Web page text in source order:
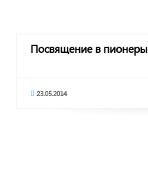
Посвящение в пионеры
23.05.2014